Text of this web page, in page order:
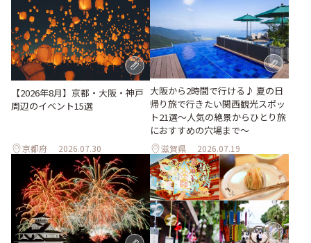
【2026年8月】京都・大阪・神戸
周辺のイベント15選
京都府 2026.07.30
大阪から2時間で行ける♪ 夏の日
帰り旅で行きたい関西観光スポッ
ト21選～人気の絶景からひとり旅
におすすめの穴場まで～
滋賀県 2026.07.19